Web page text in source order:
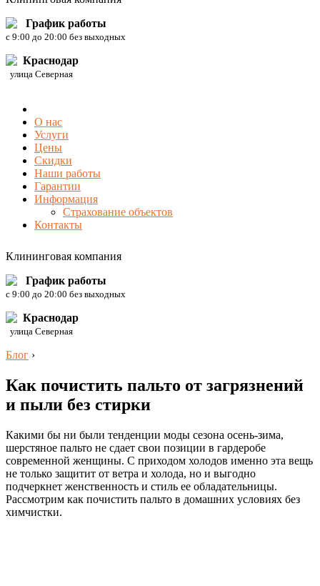
График работы
c 9:00 до 20:00 без выходных
Краснодар
улица Северная
О нас
Услуги
Цены
Скидки
Наши работы
Гарантии
Информация
Страхование объектов
Контакты
Клининговая компания
График работы
c 9:00 до 20:00 без выходных
Краснодар
улица Северная
Блог ›
Как почистить пальто от загрязнений
и пыли без стирки
Какими бы ни были тенденции моды сезона осень-зима,
шерстяное пальто не сдает свои позиции в гардеробе
современной женщины. С приходом холодов именно эта вещь
не только защитит от ветра и холода, но и выгодно
подчеркнет женственность и стиль ее обладательницы.
Рассмотрим как почистить пальто в домашних условиях без
химчистки.